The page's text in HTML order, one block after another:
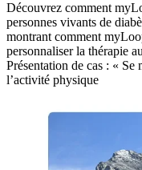
Découvrez comment
personnes vivants de
montrant comment
personnaliser la thérapie
Présentation de cas : «
l’activité physique